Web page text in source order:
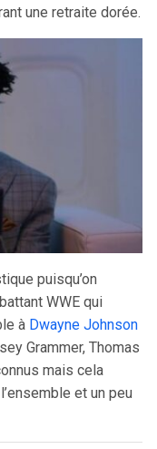
une retraite dorée.
puisqu’on
WWE qui
à Dwayne Johnson
Grammer, Thomas
mais cela
et un peu